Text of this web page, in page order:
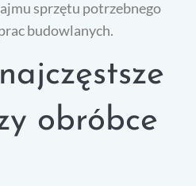
sprzętu potrzebnego
budowlanych.
obróbce